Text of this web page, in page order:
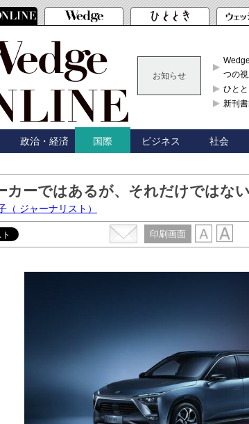
お知らせ
つの視
ひと
新刊
政治・経済 国際 ビジネス 社会
カーではあるが、それだけではな
（ ジャーナリスト）
印刷画面